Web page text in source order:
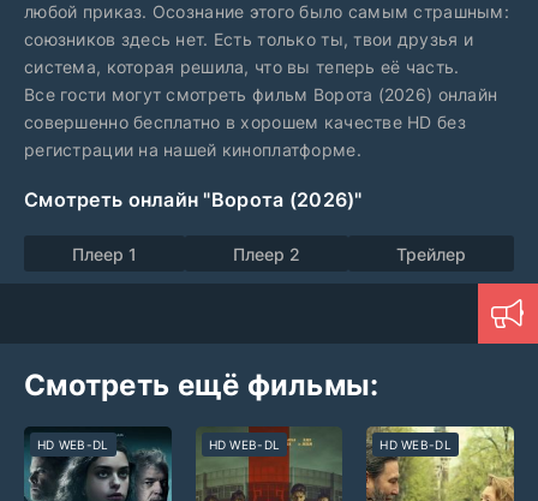
любой приказ. Осознание этого было самым страшным:
союзников здесь нет. Есть только ты, твои друзья и
система, которая решила, что вы теперь её часть.
Все гости могут смотреть фильм Ворота (2026) онлайн
совершенно бесплатно в хорошем качестве HD без
регистрации на нашей киноплатформе.
Смотреть онлайн "Ворота (2026)"
Плеер 1 Плеер 2 Трейлер
Смотреть ещё фильмы:
HD WEB-DL HD WEB-DL HD WEB-DL